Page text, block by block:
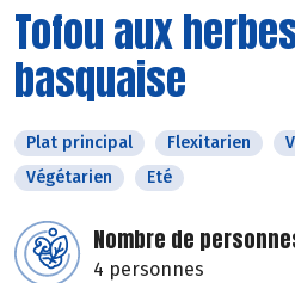
Tofou aux
basquaise
Plat principal Flexitarien
Végétarien
Eté
Nombre de
4 personnes